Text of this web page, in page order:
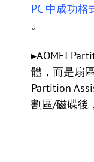
PC 中成功格
。
▸AOMEI
體，而是扇
Partition
割區/磁碟後